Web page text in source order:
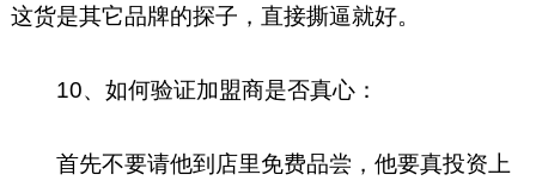
这货是其它品牌的探子，直接撕逼就好。
10、如何验证加盟商是否真心：
首先不要请他到店里免费品尝，他要真投资上